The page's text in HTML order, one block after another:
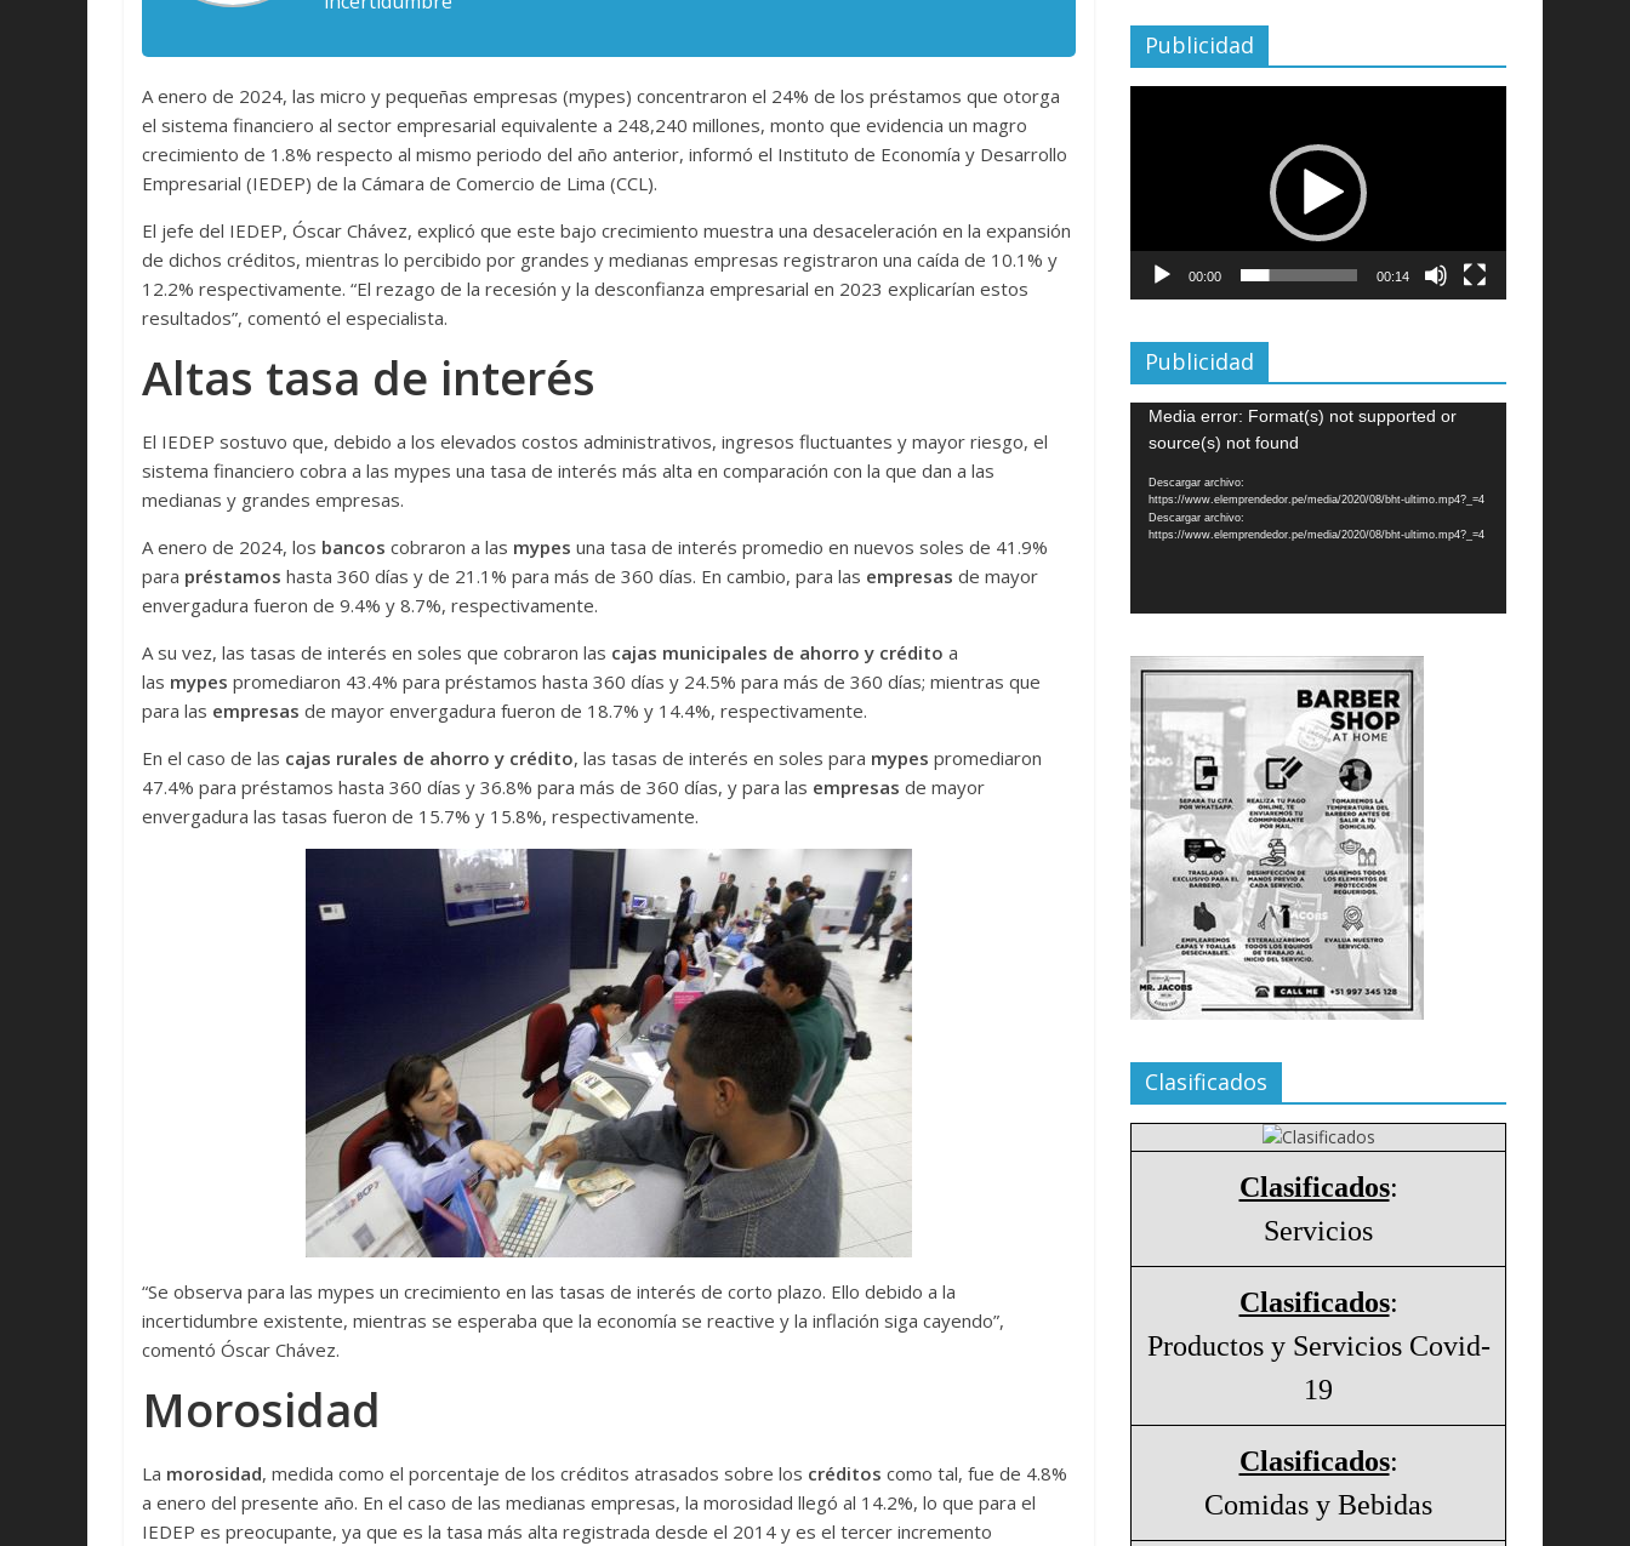
A enero de 2024, las micro y pequeñas empresas (mypes) concentraron el 24% de los préstamos que otorga
el sistema financiero al sector empresarial equivalente a 248,240 millones, monto que evidencia un magro
crecimiento de 1.8% respecto al mismo periodo del año anterior, informó el Instituto de Economía y Desarrollo
Empresarial (IEDEP) de la Cámara de Comercio de Lima (CCL).
El jefe del IEDEP, Óscar Chávez, explicó que este bajo crecimiento muestra una desaceleración en la expansión
de dichos créditos, mientras lo percibido por grandes y medianas empresas registraron una caída de 10.1% y
12.2% respectivamente. “El rezago de la recesión y la desconfianza empresarial en 2023 explicarían estos
resultados”, comentó el especialista.
Altas tasa de interés
El IEDEP sostuvo que, debido a los elevados costos administrativos, ingresos fluctuantes y mayor riesgo, el
sistema financiero cobra a las mypes una tasa de interés más alta en comparación con la que dan a las
medianas y grandes empresas.
A enero de 2024, los bancos cobraron a las mypes una tasa de interés promedio en nuevos soles de 41.9%
para préstamos hasta 360 días y de 21.1% para más de 360 días. En cambio, para las empresas de mayor
envergadura fueron de 9.4% y 8.7%, respectivamente.
A su vez, las tasas de interés en soles que cobraron las cajas municipales de ahorro y crédito a
las mypes promediaron 43.4% para préstamos hasta 360 días y 24.5% para más de 360 días; mientras que
para las empresas de mayor envergadura fueron de 18.7% y 14.4%, respectivamente.
En el caso de las cajas rurales de ahorro y crédito, las tasas de interés en soles para mypes promediaron
47.4% para préstamos hasta 360 días y 36.8% para más de 360 días, y para las empresas de mayor
envergadura las tasas fueron de 15.7% y 15.8%, respectivamente.
“Se observa para las mypes un crecimiento en las tasas de interés de corto plazo. Ello debido a la
incertidumbre existente, mientras se esperaba que la economía se reactive y la inflación siga cayendo”,
comentó Óscar Chávez.
Morosidad
La morosidad, medida como el porcentaje de los créditos atrasados sobre los créditos como tal, fue de 4.8%
a enero del presente año. En el caso de las medianas empresas, la morosidad llegó al 14.2%, lo que para el
IEDEP es preocupante, ya que es la tasa más alta registrada desde el 2014 y es el tercer incremento
Publicidad
00:00 00:14
Publicidad
Reproductor
Media error: Format(s) not supported or
source(s) not found
Descargar archivo:
https://www.elemprendedor.pe/media/2020/08/bht-ultimo.mp4?_=4
Descargar archivo:
https://www.elemprendedor.pe/media/2020/08/bht-ultimo.mp4?_=4
Clasificados
Clasificados:
Servicios
Clasificados:
Productos y Servicios Covid-
19
Clasificados:
Comidas y Bebidas